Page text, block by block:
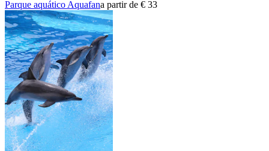
Parque aquático Aquafana partir de € 33